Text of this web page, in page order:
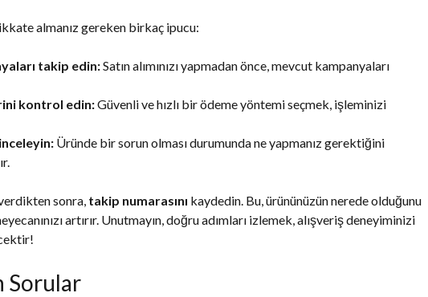
almanız gereken birkaç ipucu:
takip edin:Satın alımınızı yapmadan önce, mevcut kampanyaları
kontrol edin:Güvenli ve hızlı bir ödeme yöntemi seçmek, işleminizi
Üründe bir sorun olması durumunda ne yapmanız gerektiğini
sonra, takip numarasını kaydedin. Bu, ürününüzün nerede olduğunu
artırır. Unutmayın, doğru adımları izlemek, alışveriş deneyiminizi
Sorular